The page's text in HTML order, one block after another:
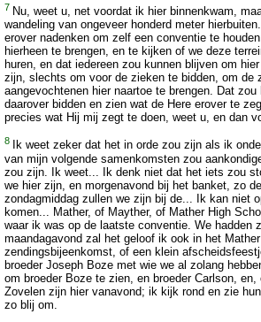
7 Nu, weet u, net voordat ik hier binnenkwam,
wandeling van ongeveer honderd meter
erover nadenken om zelf een conventie te
hierheen te brengen, en te kijken of we deze
huren, en dat iedereen zou kunnen blijven om
zijn, slechts om voor de zieken te bidden, om de
aangevochtenen hier naartoe te brengen. Dat
daarover bidden en zien wat de Here erover te
precies wat Hij mij zegt te doen, weet u, en dan
8
Ik weet zeker dat het in orde zou zijn als ik
van mijn volgende samenkomsten zou
zou zijn. Ik weet... Ik denk niet dat het iets zou
we hier zijn, en morgenavond bij het banket, zo
zondagmiddag zullen we zijn bij de... Ik kan niet
komen... Mather, of Mayther, of Mather High
waar ik was op de laatste conventie. We hadden
maandagavond zal het geloof ik ook in het
zendingsbijeenkomst, of een klein
broeder Joseph Boze met wie we al zolang
om broeder Boze te zien, en broeder Carlson, en,
Zovelen zijn hier vanavond; ik kijk rond en zie
zo blij om.